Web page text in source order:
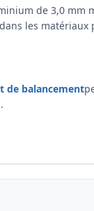
de 3,0 mm
les matériaux
de balancement